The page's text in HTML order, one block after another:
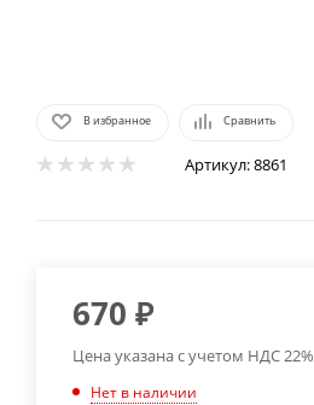
В избранное Сравнить
Артикул:8861
670 ₽
Цена указана с учетом НДС 22%
Нет в наличии